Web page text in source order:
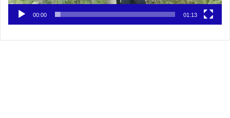
00:00 01:13